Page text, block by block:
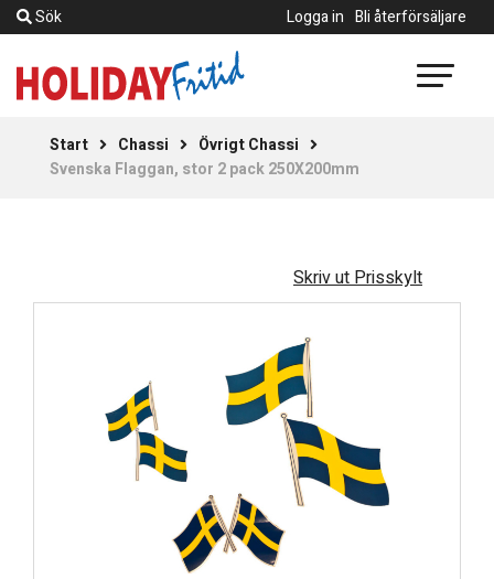
Sök Logga in Bli återförsäljare
Start Chassi
Övrigt Chassi
Svenska Flaggan, stor 2 pack 250X200mm
Skriv ut Prisskylt